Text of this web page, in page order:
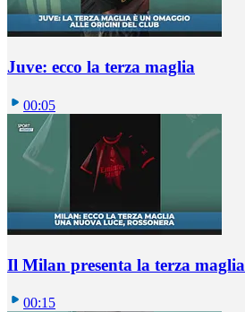
Juve: ecco la terza maglia
00:05
Il Milan presenta la terza maglia
00:15